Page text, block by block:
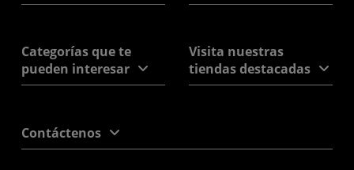
Categorías que te
pueden interesar
Visita nuestras
tiendas destacadas
Contáctenos